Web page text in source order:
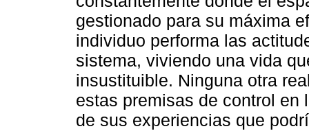
gestionado para su máxima
individuo performa las
sistema, viviendo una vida
insustituible. Ninguna otra
estas premisas de control en
de sus experiencias que